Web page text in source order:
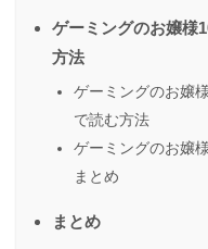
ゲーミングのお嬢様
方法
ゲーミングのお嬢
で読む方法
ゲーミングのお嬢
まとめ
まとめ